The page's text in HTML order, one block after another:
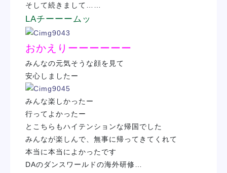
そして続きまして……
LAチーーームッ
おかえりーーーーーー
みんなの元気そうな顔を見て
安心しましたー
みんな楽しかったー
行ってよかったー
とこちらもハイテンションな帰国でした
みんなが楽しんで、無事に帰ってきてくれて
本当に本当によかったです
DAのダンスワールドの海外研修…